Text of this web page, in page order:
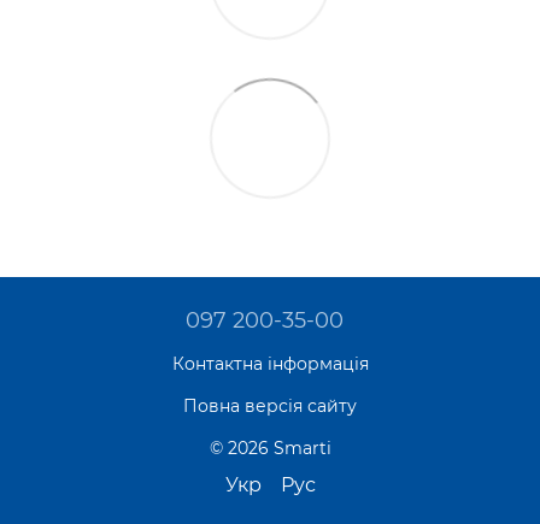
097 200-35-00
Контактна інформація
Повна версія сайту
© 2026 Smarti
Укр Рус